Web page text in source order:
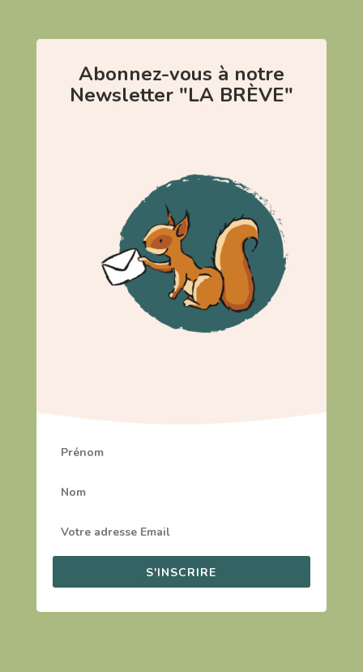
Abonnez-vous à notre
Newsletter "LA BRÈVE"
S'INSCRIRE